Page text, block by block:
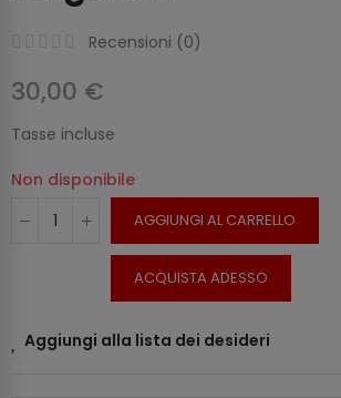
Recensioni (0)
30,00 €
Tasse incluse
Non disponibile
AGGIUNGI AL CARRELLO
ACQUISTA ADESSO
Aggiungi alla lista dei desideri